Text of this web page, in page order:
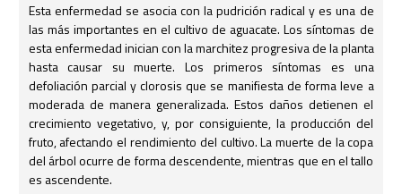
Esta enfermedad se asocia con la pudrición radical y es una de
las más importantes en el cultivo de aguacate. Los síntomas de
esta enfermedad inician con la marchitez progresiva de la planta
hasta causar su muerte. Los primeros síntomas es una
defoliación parcial y clorosis que se manifiesta de forma leve a
moderada de manera generalizada. Estos daños detienen el
crecimiento vegetativo, y, por consiguiente, la producción del
fruto, afectando el rendimiento del cultivo. La muerte de la copa
del árbol ocurre de forma descendente, mientras que en el tallo
es ascendente.